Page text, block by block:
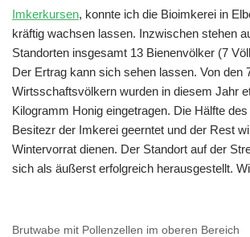
Imkerkursen, konnte ich die Bioimkerei in
kräftig wachsen lassen. Inzwischen stehen
Standorten insgesamt 13 Bienenvölker (7
Der Ertrag kann sich sehen lassen. Von den
Wirtsschaftsvölkern wurden in diesem Jahr
Kilogramm Honig eingetragen. Die Hälfte
Besitezr der Imkerei geerntet und der Rest
Wintervorrat dienen. Der Standort auf der
sich als äußerst erfolgreich herausgestellt.
Brutwabe mit Pollenzellen im oberen Bereich